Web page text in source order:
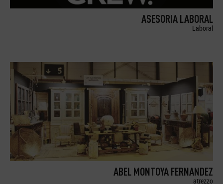
ASESORIA LABORAL
Laboral
ABEL MONTOYA FERNANDEZ
atrezzo